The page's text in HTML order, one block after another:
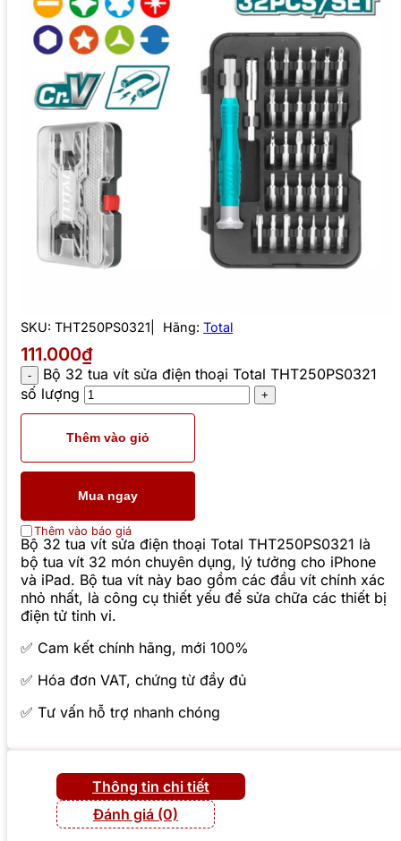
SKU: THT250PS0321 Hãng: Total
111.000₫
Bộ 32 tua vít sửa điện thoại Total THT250PS0321
số lượng
Thêm vào giỏ
Mua ngay
Thêm vào báo giá
Bộ 32 tua vít sửa điện thoại Total THT250PS0321 là
bộ tua vít 32 món chuyên dụng, lý tưởng cho iPhone
và iPad. Bộ tua vít này bao gồm các đầu vít chính xác
nhỏ nhất, là công cụ thiết yếu để sửa chữa các thiết bị
điện tử tinh vi.
✅ Cam kết chính hãng, mới 100%
✅ Hóa đơn VAT, chứng từ đầy đủ
✅ Tư vấn hỗ trợ nhanh chóng
Thông tin chi tiết
Đánh giá (0)